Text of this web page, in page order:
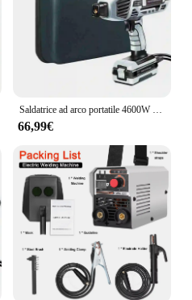
66,99€